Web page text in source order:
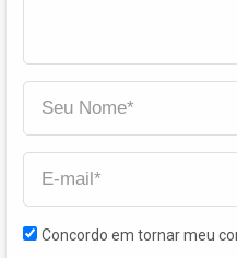
Concordo em tornar meu